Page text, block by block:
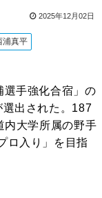
2025年12月02日
浦真平
選手強化合宿」の
出された。187
内大学所属の野手
ロ入り」を目指